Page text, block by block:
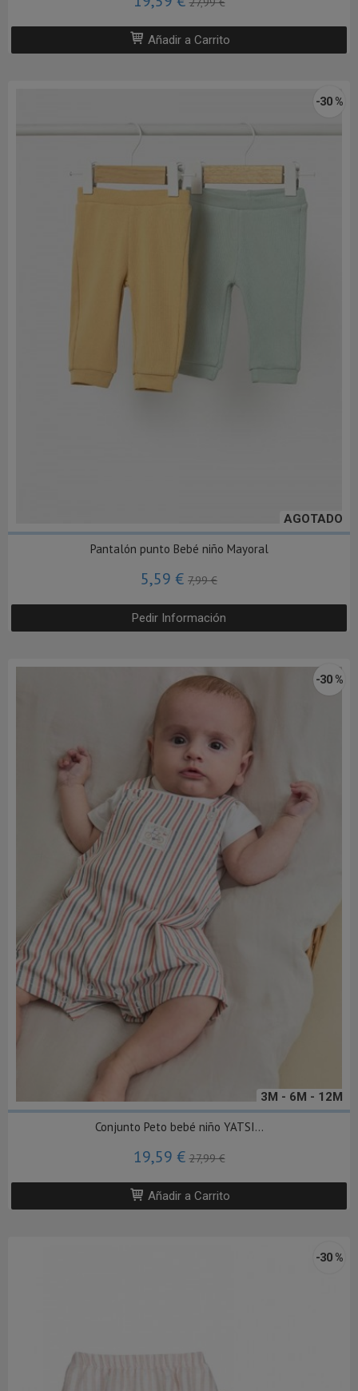
Añadir a Carrito
AGOTADO
-30 %
Pantalón punto Bebé niño Mayoral
5,59 € 7,99 €
Pedir Información
3M - 6M - 12M
-30 %
Conjunto Peto bebé niño YATSI...
19,59 €27,99 €
Añadir a Carrito
-30 %